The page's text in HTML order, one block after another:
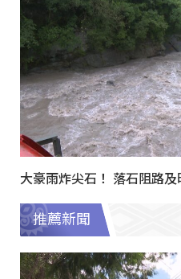
大豪雨炸尖石！ 落石阻路
推薦新聞